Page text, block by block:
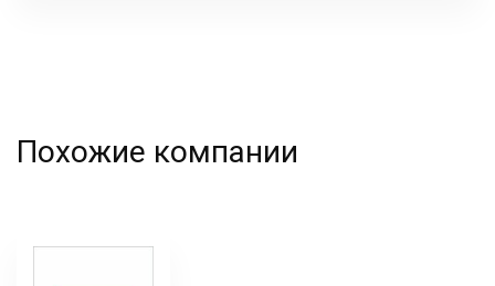
Похожие компании